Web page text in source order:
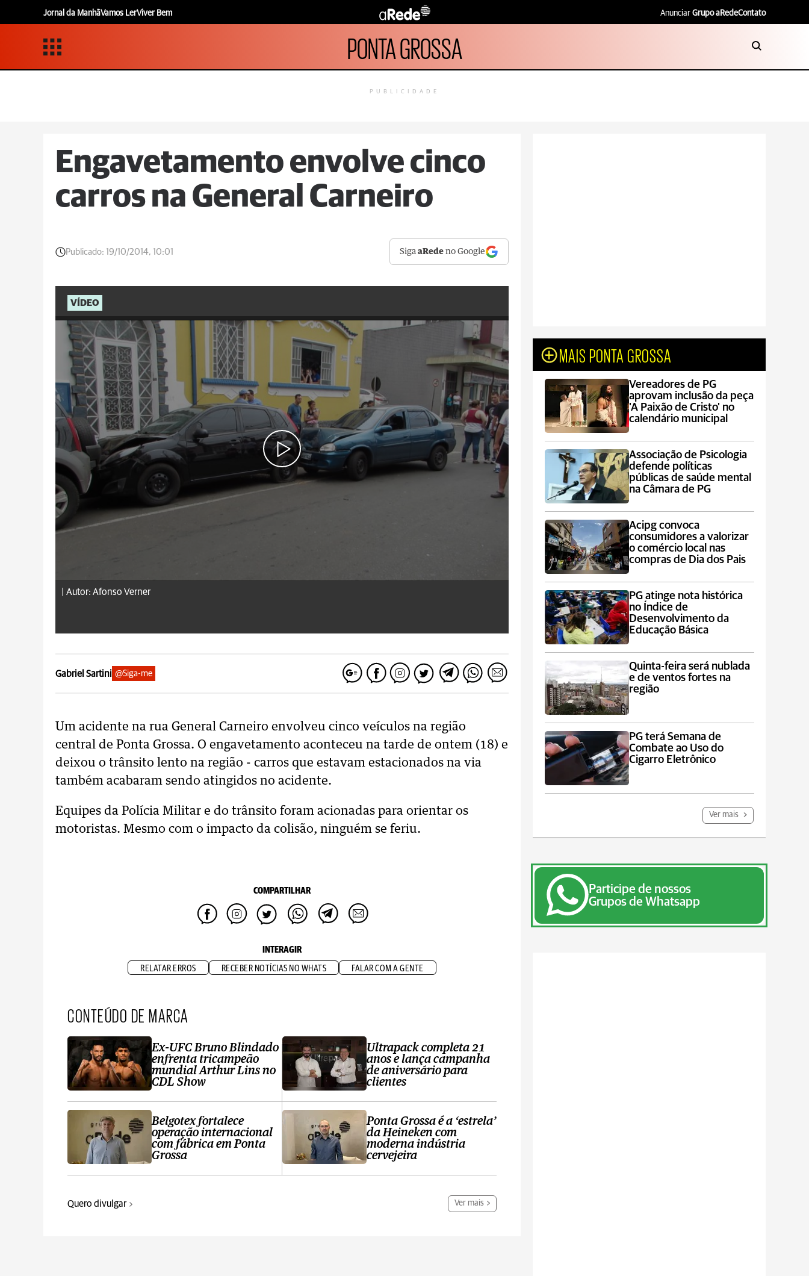
Jornal da ManhãVamos LerViver Bem Anunciar Grupo aRedeContato
PONTA GROSSA
PUBLICIDADE
Engavetamento envolve cinco
carros na General Carneiro
Publicado: 19/10/2014, 10:01 SigaaRede no Google
VÍDEO
Autor: Afonso Verner
Gabriel Sartini @Siga-me
Um acidente na rua General Carneiro envolveu cinco veículos na região
central de Ponta Grossa. O engavetamento aconteceu na tarde de ontem (18) e
deixou o trânsito lento na região - carros que estavam estacionados na via
também acabaram sendo atingidos no acidente.
Equipes da Polícia Militar e do trânsito foram acionadas para orientar os
motoristas. Mesmo com o impacto da colisão, ninguém se feriu.
COMPARTILHAR
INTERAGIR
RELATAR ERROS RECEBER NOTÍCIAS NO WHATS FALAR COM A GENTE
CONTEÚDO DE MARCA
Ex-UFC Bruno Blindado
enfrenta tricampeão
mundial Arthur Lins no
CDL Show
Belgotex fortalece
operação internacional
com fábrica em Ponta
Grossa
Ultrapack completa 21
anos e lança campanha
de aniversário para
clientes
Ponta Grossa é a ‘estrela’
da Heineken com
moderna indústria
cervejeira
Quero divulgar Ver mais
MAIS PONTA GROSSA
Vereadores de PG
aprovam inclusão da peça
'A Paixão de Cristo' no
calendário municipal
Associação de Psicologia
defende políticas
públicas de saúde mental
na Câmara de PG
Acipg convoca
consumidores a valorizar
o comércio local nas
compras de Dia dos Pais
PG atinge nota histórica
no Índice de
Desenvolvimento da
Educação Básica
Quinta-feira será nublada
e de ventos fortes na
região
PG terá Semana de
Combate ao Uso do
Cigarro Eletrônico
Ver mais
Participe de nossos
Grupos de Whatsapp